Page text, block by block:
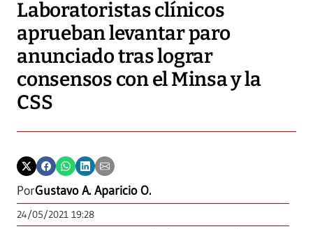
Laboratoristas clínicos
aprueban levantar paro
anunciado tras lograr
consensos con el Minsa y la
CSS
PorGustavo A. Aparicio O.
24/05/2021 19:28